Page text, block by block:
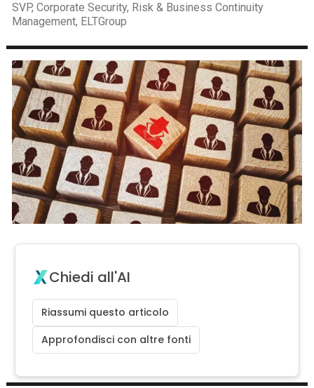
SVP, Corporate Security, Risk & Business Continuity
Management, ELTGroup
Chiedi all'AI
Riassumi questo articolo
Approfondisci con altre fonti